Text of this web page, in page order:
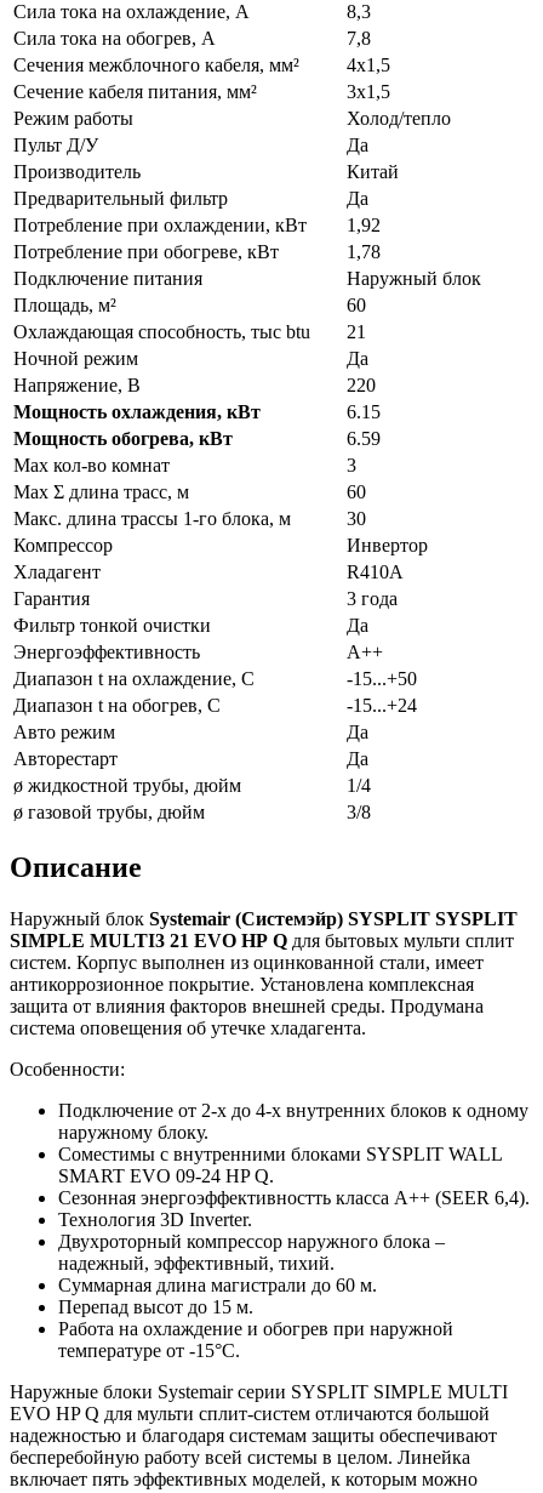
Сила тока на охлаждение, А
8,3
Сила тока на обогрев, А
7,8
Сечения межблочного кабеля, мм²
4х1,5
Сечение кабеля питания, мм²
3х1,5
Режим работы
Холод/тепло
Пульт Д/У
Да
Производитель
Китай
Предварительный фильтр
Да
Потребление при охлаждении, кВт
1,92
Потребление при обогреве, кВт
1,78
Подключение питания
Наружный блок
Площадь, м²
60
Охлаждающая способность, тыс btu
21
Ночной режим
Да
Напряжение, В
220
Мощность охлаждения, кВт
6.15
Мощность обогрева, кВт
6.59
Max кол-во комнат
3
Max Σ длина трасс, м
60
Макс. длина трассы 1-го блока, м
30
Компрессор
Инвертор
Хладагент
R410A
Гарантия
3 года
Фильтр тонкой очистки
Да
Энергоэффективность
A++
Диапазон t на охлаждение, С
-15...+50
Диапазон t на обогрев, С
-15...+24
Авто режим
Да
Авторестарт
Да
ø жидкостной трубы, дюйм
1/4
ø газовой трубы, дюйм
3/8
Описание
Наружный блок Systemair (Системэйр) SYSPLIT SYSPLIT
SIMPLE MULTI3 21 EVO HP Q для бытовых мульти сплит
систем. Корпус выполнен из оцинкованной стали, имеет
антикоррозионное покрытие. Установлена комплексная
защита от влияния факторов внешней среды. Продумана
система оповещения об утечке хладагента.
Особенности:
Подключение от 2-х до 4-х внутренних блоков к одному
наружному блоку.
Соместимы с внутренними блоками SYSPLIT WALL
SMART EVO 09-24 HP Q.
Сезонная энергоэффективностть класса A++ (SEER 6,4).
Технология 3D Inverter.
Двухроторный компрессор наружного блока –
надежный, эффективный, тихий.
Суммарная длина магистрали до 60 м.
Перепад высот до 15 м.
Работа на охлаждение и обогрев при наружной
температуре от -15°С.
Наружные блоки Systemair серии SYSPLIT SIMPLE MULTI
EVO HP Q для мульти сплит-систем отличаются большой
надежностью и благодаря системам защиты обеспечивают
бесперебойную работу всей системы в целом. Линейка
включает пять эффективных моделей, к которым можно